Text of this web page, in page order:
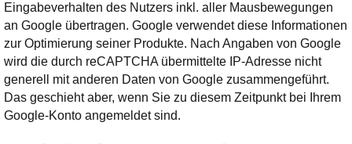
Eingabeverhalten des Nutzers inkl. aller Mausbewegungen
an Google übertragen. Google verwendet diese Informationen
zur Optimierung seiner Produkte. Nach Angaben von Google
wird die durch reCAPTCHA übermittelte IP-Adresse nicht
generell mit anderen Daten von Google zusammengeführt.
Das geschieht aber, wenn Sie zu diesem Zeitpunkt bei Ihrem
Google-Konto angemeldet sind.